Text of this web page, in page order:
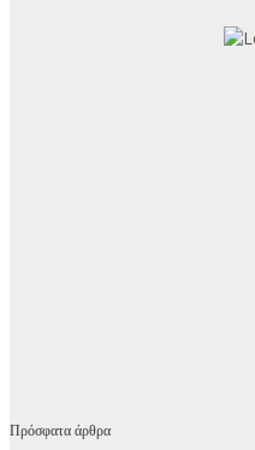
Πρόσφατα άρθρα